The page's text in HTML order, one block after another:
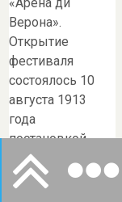
Верона».
Открытие
фестиваля
состоялось 10
августа 1913
года
постановкой
оперы «Аида»
Джузеппе Верди,